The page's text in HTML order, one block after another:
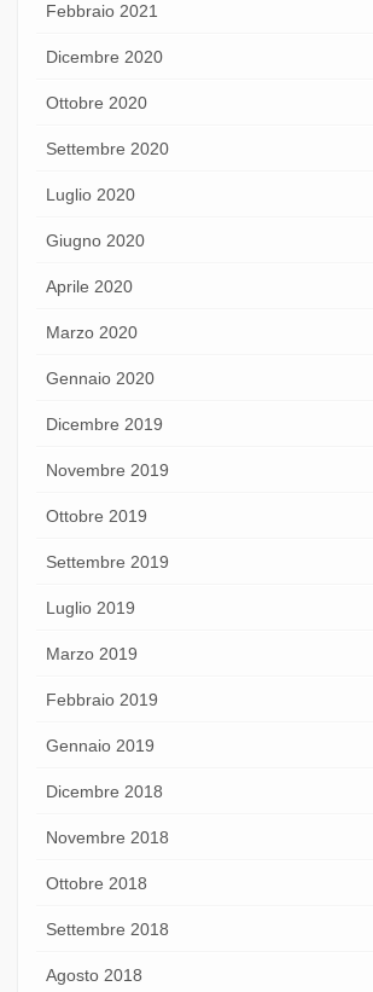
Febbraio 2021
Dicembre 2020
Ottobre 2020
Settembre 2020
Luglio 2020
Giugno 2020
Aprile 2020
Marzo 2020
Gennaio 2020
Dicembre 2019
Novembre 2019
Ottobre 2019
Settembre 2019
Luglio 2019
Marzo 2019
Febbraio 2019
Gennaio 2019
Dicembre 2018
Novembre 2018
Ottobre 2018
Settembre 2018
Agosto 2018